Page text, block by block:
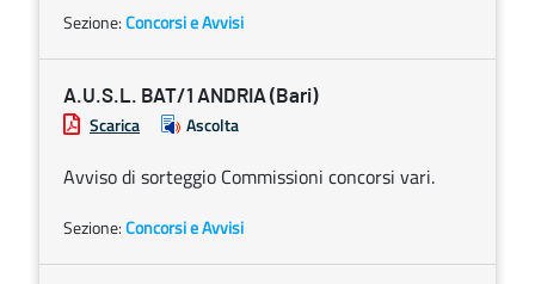
Sezione:Concorsi e Avvisi
A.U.S.L. BAT/1 ANDRIA (Bari)
Scarica Ascolta
Avviso di sorteggio Commissioni concorsi vari.
Sezione:Concorsi e Avvisi